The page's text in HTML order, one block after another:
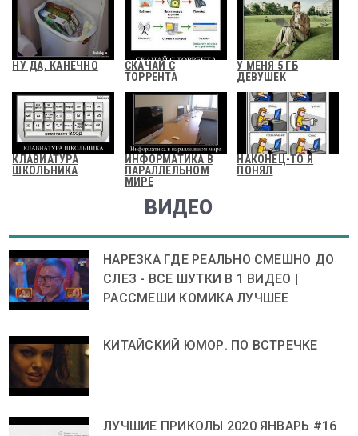
НУ ДА, КАНЕЧНО
СКАЧАЙ С
ТОРРЕНТА
У МЕНЯ 5 ГБ
ДЕВУШЕК
КЛАВИАТУРА
ШКОЛЬНИКА
ИНФОРМАТИКА В
ПАРАЛЛЕЛЬНОМ
МИРЕ
НАКОНЕЦ-ТО Я
ПОНЯЛ
ВИДЕО
НАРЕЗКА ГДЕ РЕАЛЬНО СМЕШНО ДО
СЛЕЗ - ВСЕ ШУТКИ В 1 ВИДЕО |
РАССМЕШИ КОМИКА ЛУЧШЕЕ
КИТАЙСКИЙ ЮМОР. ПО ВСТРЕЧКЕ
ЛУЧШИЕ ПРИКОЛЫ 2020 ЯНВАРЬ #16